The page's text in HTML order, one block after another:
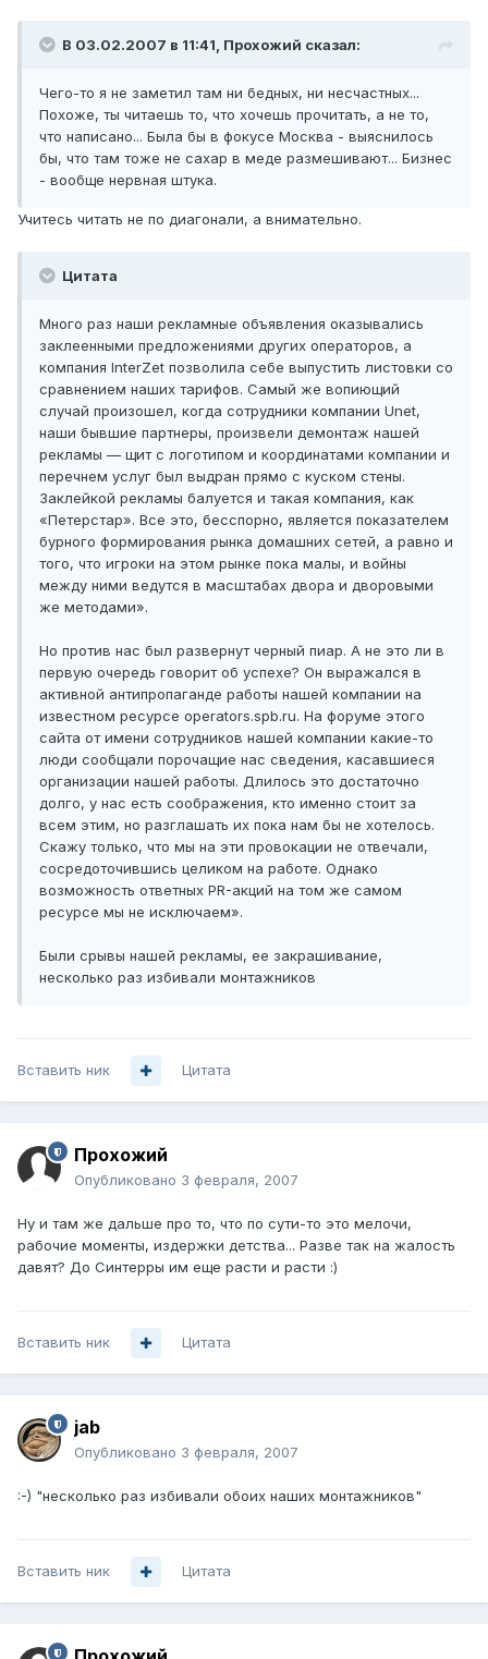
В 03.02.2007 в 11:41, Прохожий сказал:
Чего-то я не заметил там ни бедных, ни несчастных...
Похоже, ты читаешь то, что хочешь прочитать, а не то,
что написано... Была бы в фокусе Москва - выяснилось
бы, что там тоже не сахар в меде размешивают... Бизнес
- вообще нервная штука.
Учитесь читать не по диагонали, а внимательно.
Цитата
Много раз наши рекламные объявления оказывались
заклеенными предложениями других операторов, а
компания InterZet позволила себе выпустить листовки со
сравнением наших тарифов. Самый же вопиющий
случай произошел, когда сотрудники компании Unet,
наши бывшие партнеры, произвели демонтаж нашей
рекламы — щит с логотипом и координатами компании и
перечнем услуг был выдран прямо с куском стены.
Заклейкой рекламы балуется и такая компания, как
«Петерстар». Все это, бесспорно, является показателем
бурного формирования рынка домашних сетей, а равно и
того, что игроки на этом рынке пока малы, и войны
между ними ведутся в масштабах двора и дворовыми
же методами».
Но против нас был развернут черный пиар. А не это ли в
первую очередь говорит об успехе? Он выражался в
активной антипропаганде работы нашей компании на
известном ресурсе operators.spb.ru. На форуме этого
сайта от имени сотрудников нашей компании какие-то
люди сообщали порочащие нас сведения, касавшиеся
организации нашей работы. Длилось это достаточно
долго, у нас есть соображения, кто именно стоит за
всем этим, но разглашать их пока нам бы не хотелось.
Скажу только, что мы на эти провокации не отвечали,
сосредоточившись целиком на работе. Однако
возможность ответных PR-акций на том же самом
ресурсе мы не исключаем».
Были срывы нашей рекламы, ее закрашивание,
несколько раз избивали монтажников
Вставить ник Цитата
Прохожий
Опубликовано 3 февраля, 2007
Ну и там же дальше про то, что по сути-то это мелочи,
рабочие моменты, издержки детства... Разве так на жалость
давят? До Синтерры им еще расти и расти :)
Вставить ник Цитата
jab
Опубликовано 3 февраля, 2007
:-) "несколько раз избивали обоих наших монтажников"
Вставить ник Цитата